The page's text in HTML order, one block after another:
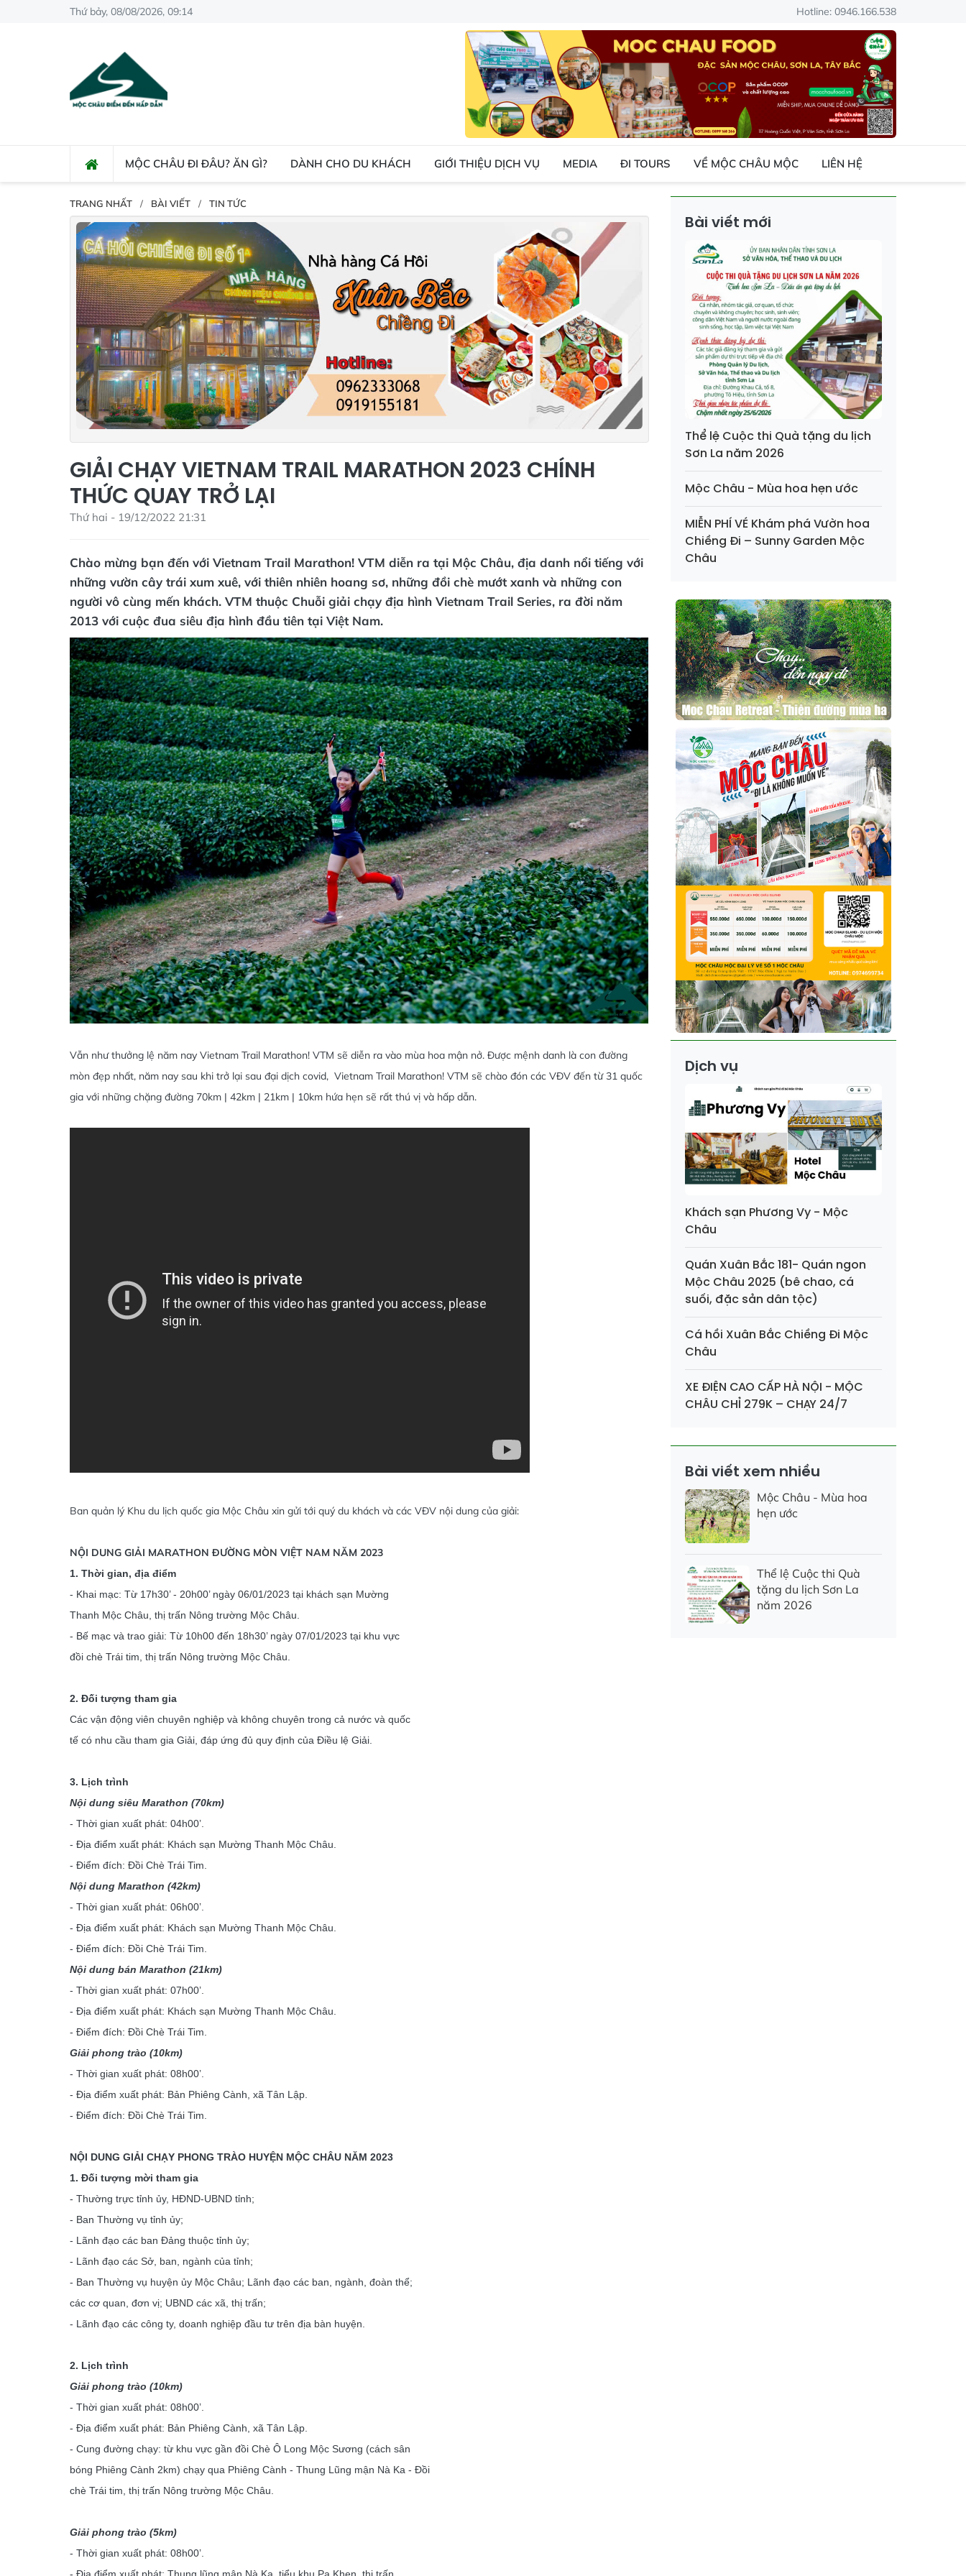
Thứ bảy, 08/08/2026, 09:14 Hotline: 0946.166.538
MỘC CHÂU ĐI ĐÂU? ĂN GÌ? DÀNH CHO DU KHÁCH GIỚI THIỆU DỊCH VỤ MEDIA ĐI TOURS VỀ MỘC CHÂU MỘC LIÊN HỆ
TRANG NHẤT BÀI VIẾT TIN TỨC
GIẢI CHẠY VIETNAM TRAIL MARATHON 2023 CHÍNH
THỨC QUAY TRỞ LẠI
Thứ hai - 19/12/2022 21:31
Chào mừng bạn đến với Vietnam Trail Marathon! VTM diễn ra tại Mộc Châu, địa danh nổi tiếng với
những vườn cây trái xum xuê, với thiên nhiên hoang sơ, những đồi chè mướt xanh và những con
người vô cùng mến khách. VTM thuộc Chuỗi giải chạy địa hình Vietnam Trail Series, ra đời năm
2013 với cuộc đua siêu địa hình đầu tiên tại Việt Nam.
Vẫn như thưởng lệ năm nay Vietnam Trail Marathon! VTM sẽ diễn ra vào mùa hoa mận nở. Được mệnh danh là con đường
mòn đẹp nhất, năm nay sau khi trở lại sau đại dịch covid, Vietnam Trail Marathon! VTM sẽ chào đón các VĐV đến từ 31 quốc
gia với những chặng đường 70km | 42km | 21km | 10km hứa hẹn sẽ rất thú vị và hấp dẫn.
Ban quản lý Khu du lịch quốc gia Mộc Châu xin gửi tới quý du khách và các VĐV nội dung của giải:
NỘI DUNG GIẢI MARATHON ĐƯỜNG MÒN VIỆT NAM NĂM 2023
1. Thời gian, địa điểm
- Khai mạc: Từ 17h30’ - 20h00’ ngày 06/01/2023 tại khách sạn Mường
Thanh Mộc Châu, thị trấn Nông trường Mộc Châu.
- Bế mạc và trao giải: Từ 10h00 đến 18h30’ ngày 07/01/2023 tại khu vực
đồi chè Trái tim, thị trấn Nông trường Mộc Châu.
2. Đối tượng tham gia
Các vận động viên chuyên nghiệp và không chuyên trong cả nước và quốc
tế có nhu cầu tham gia Giải, đáp ứng đủ quy định của Điều lệ Giải.
3. Lịch trình
Nội dung siêu Marathon (70km)
- Thời gian xuất phát: 04h00’.
- Địa điểm xuất phát: Khách sạn Mường Thanh Mộc Châu.
- Điểm đích: Đồi Chè Trái Tim.
Nội dung Marathon (42km)
- Thời gian xuất phát: 06h00’.
- Địa điểm xuất phát: Khách sạn Mường Thanh Mộc Châu.
- Điểm đích: Đồi Chè Trái Tim.
Nội dung bán Marathon (21km)
- Thời gian xuất phát: 07h00’.
- Địa điểm xuất phát: Khách sạn Mường Thanh Mộc Châu.
- Điểm đích: Đồi Chè Trái Tim.
Giải phong trào (10km)
- Thời gian xuất phát: 08h00’.
- Địa điểm xuất phát: Bản Phiêng Cành, xã Tân Lập.
- Điểm đích: Đồi Chè Trái Tim.
NỘI DUNG GIẢI CHẠY PHONG TRÀO HUYỆN MỘC CHÂU NĂM 2023
1. Đối tượng mời tham gia
- Thường trực tỉnh ủy, HĐND-UBND tỉnh;
- Ban Thường vụ tỉnh ủy;
- Lãnh đạo các ban Đảng thuộc tỉnh ủy;
- Lãnh đạo các Sở, ban, ngành của tỉnh;
- Ban Thường vụ huyện ủy Mộc Châu; Lãnh đạo các ban, ngành, đoàn thể;
các cơ quan, đơn vị; UBND các xã, thị trấn;
- Lãnh đạo các công ty, doanh nghiệp đầu tư trên địa bàn huyện.
2. Lịch trình
Giải phong trào (10km)
- Thời gian xuất phát: 08h00’.
- Địa điểm xuất phát: Bản Phiêng Cành, xã Tân Lập.
- Cung đường chạy: từ khu vực gần đồi Chè Ô Long Mộc Sương (cách sân
bóng Phiêng Cành 2km) chạy qua Phiêng Cành - Thung Lũng mận Nà Ka - Đồi
chè Trái tim, thị trấn Nông trường Mộc Châu.
Giải phong trào (5km)
- Thời gian xuất phát: 08h00’.
- Địa điểm xuất phát: Thung lũng mận Nà Ka, tiểu khu Pa Khen, thị trấn
Bài viết mới
Thể lệ Cuộc thi Quà tặng du lịch
Sơn La năm 2026
Mộc Châu - Mùa hoa hẹn ước
MIỄN PHÍ VÉ Khám phá Vườn hoa
Chiềng Đi – Sunny Garden Mộc
Châu
Dịch vụ
Khách sạn Phương Vy - Mộc
Châu
Quán Xuân Bắc 181- Quán ngon
Mộc Châu 2025 (bê chao, cá
suối, đặc sản dân tộc)
Cá hồi Xuân Bắc Chiềng Đi Mộc
Châu
XE ĐIỆN CAO CẤP HÀ NỘI - MỘC
CHÂU CHỈ 279K – CHẠY 24/7
Bài viết xem nhiều
Mộc Châu - Mùa hoa
hẹn ước
Thể lệ Cuộc thi Quà
tặng du lịch Sơn La
năm 2026